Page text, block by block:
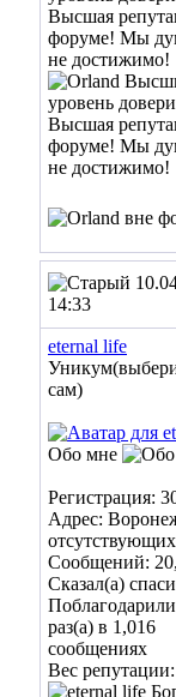
14:33
eternal life
сам)
Обо мне
Регистрация:
Адрес:
Сообщений:
Сказал(а)
раз(а) в 1,016
сообщениях
Вес репутации: